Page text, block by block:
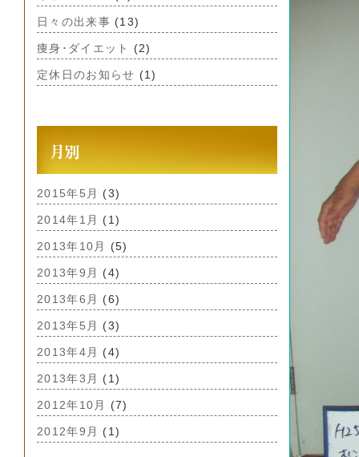
日々の出来事 (13)
痩身･ダイエット (2)
定休日のお知らせ (1)
2015年5月 (3)
2014年1月 (1)
2013年10月 (5)
2013年9月 (4)
2013年6月 (6)
2013年5月 (3)
2013年4月 (4)
2013年3月 (1)
2012年10月 (7)
2012年9月 (1)